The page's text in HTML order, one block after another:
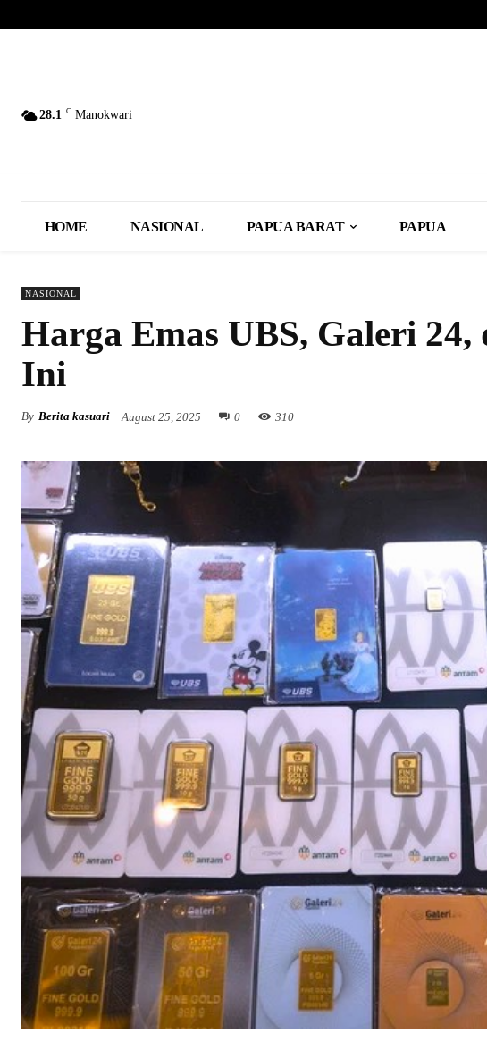
28.1 C Manokwari
HOME NASIONAL PAPUA BARAT PAPUA
NASIONAL
Harga Emas UBS, Galeri
Ini
By Berita kasuari August 25, 2025 0 310